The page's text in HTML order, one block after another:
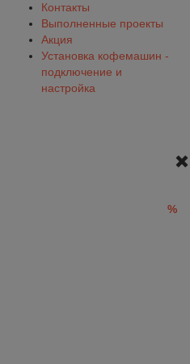
Контакты
Выполненные проекты
Акция
Установка кофемашин -
подключение и
настройка
%